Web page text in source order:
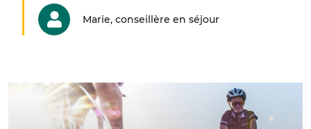
Marie, conseillère en séjour